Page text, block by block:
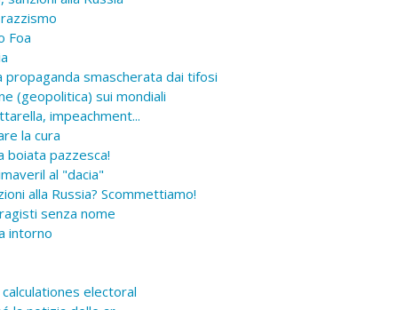
Foa
smascherata dai tifosi
(geopolitica) sui mondiali
impeachment...
la cura
boiata pazzesca!
al "dacia"
alla Russia? Scommettiamo!
senza nome
intorno
electoral